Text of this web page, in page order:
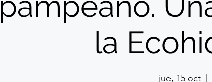
la
jue, 15 oct